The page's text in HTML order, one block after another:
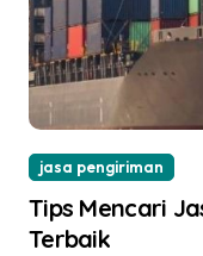
jasa pengiriman
Tips Mencari
Terbaik